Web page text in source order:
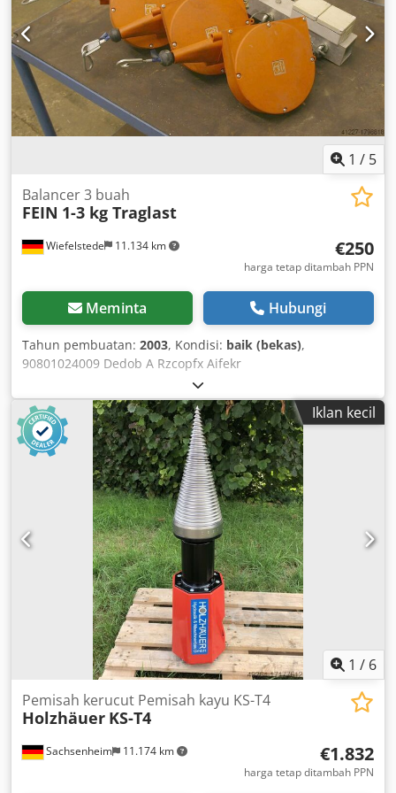
1 / 5
Wiefelstede 11.134 km
Balancer 3 buah
FEIN 1-3 kg Traglast
€250
harga tetap ditambah PPN
Meminta Hubungi
Tahun pembuatan: 2003, Kondisi: baik (bekas),
90801024009 Dedob A Rzcopfx Aifekr
Iklan kecil
1 / 6
Sachsenheim 11.174 km
Pemisah kerucut Pemisah kayu KS-T4
Holzhäuer KS-T4
€1.832
harga tetap ditambah PPN